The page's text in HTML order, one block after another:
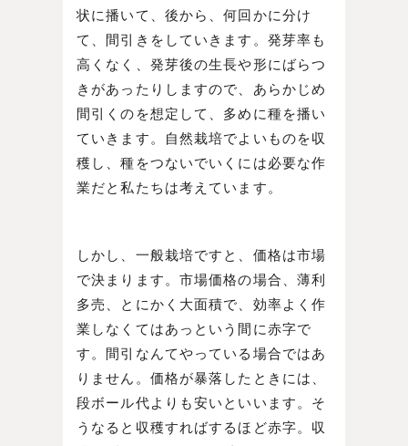
状に播いて、後から、何回かに分け
て、間引きをしていきます。発芽率も
高くなく、発芽後の生長や形にばらつ
きがあったりしますので、あらかじめ
間引くのを想定して、多めに種を播い
ていきます。自然栽培でよいものを収
穫し、種をつないでいくには必要な作
業だと私たちは考えています。
しかし、一般栽培ですと、価格は市場
で決まります。市場価格の場合、薄利
多売、とにかく大面積で、効率よく作
業しなくてはあっという間に赤字で
す。間引なんてやっている場合ではあ
りません。価格が暴落したときには、
段ボール代よりも安いといいます。そ
うなると収穫すればするほど赤字。収